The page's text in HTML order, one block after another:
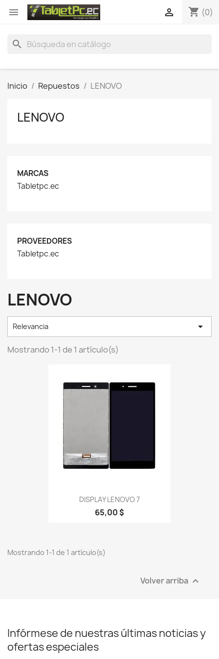
 shopping_cart (0)

search
Inicio Repuestos LENOVO
LENOVO
MARCAS
Tabletpc.ec
PROVEEDORES
Tabletpc.ec
LENOVO
Relevancia 
Mostrando 1-1 de 1 artículo(s)
DISPLAY LENOVO 7
65,00 $
Mostrando 1-1 de 1 artículo(s)
Volver arriba 
Infórmese de nuestras últimas noticias y
ofertas especiales